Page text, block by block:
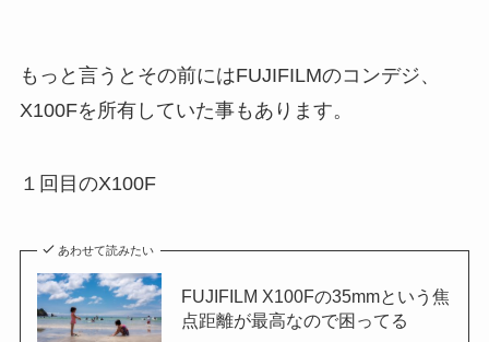
もっと言うとその前にはFUJIFILMのコンデジ、
X100Fを所有していた事もあります。
１回目のX100F
あわせて読みたい
FUJIFILM X100Fの35mmという焦
点距離が最高なので困ってる